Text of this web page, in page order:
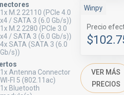
1x M.2 22110 (PCIe 4.0
x4 / SATA 3 (6.0 Gb/s))
1x M.2 2280 (PCIe 3.0
x4 / SATA 3 (6.0 Gb/s))
4x SATA (SATA 3 (6.0
Gb/s))
1x Antenna Connector
WI-FI 5 (802.11ac)
1x Bluetooth
Winpy
Precio
VER MÁS
PRECIOS